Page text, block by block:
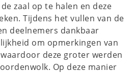
zaal op te halen en deze
Tijdens het vullen van de
deelnemers dankbaar
om opmerkingen van
deze groter werden
Op deze manier